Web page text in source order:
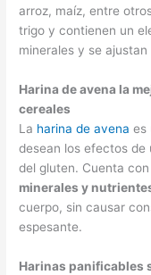
arroz, maíz, entre
trigo y contienen un
minerales y se
Harina de avena la
cereales
La harina de avena es
desean los efectos
del gluten. Cuenta con
minerales y
cuerpo, sin causar
espesante.
Harinas panificables